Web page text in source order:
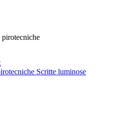
pirotecniche
Scritte luminose